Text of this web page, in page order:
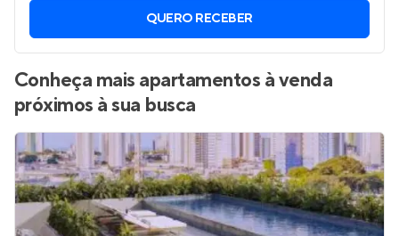
QUERO RECEBER
Conheça mais apartamentos à venda
próximos à sua busca